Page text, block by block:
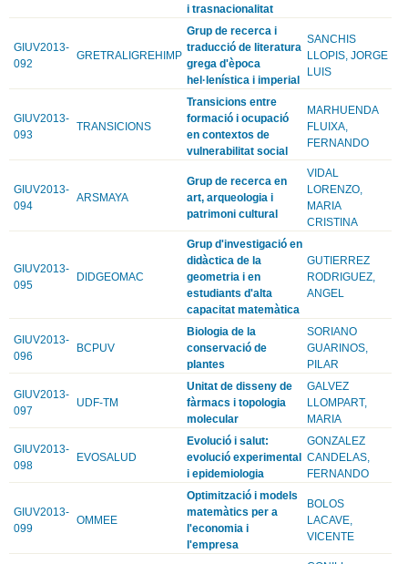
i trasnacionalitat
GIUV2013-
092
GRETRALIGREHIMP
Grup de recerca i
traducció de literatura
grega d'època
hel·lenística i imperial
SANCHIS
LLOPIS, JORGE
LUIS
GIUV2013-
093
TRANSICIONS
Transicions entre
formació i ocupació
en contextos de
vulnerabilitat social
MARHUENDA
FLUIXA,
FERNANDO
GIUV2013-
094
ARSMAYA
Grup de recerca en
art, arqueologia i
patrimoni cultural
VIDAL
LORENZO,
MARIA
CRISTINA
GIUV2013-
095
DIDGEOMAC
Grup d'investigació en
didàctica de la
geometria i en
estudiants d'alta
capacitat matemàtica
GUTIERREZ
RODRIGUEZ,
ANGEL
GIUV2013-
096
BCPUV
Biologia de la
conservació de
plantes
SORIANO
GUARINOS,
PILAR
GIUV2013-
097
UDF-TM
Unitat de disseny de
fàrmacs i topologia
molecular
GALVEZ
LLOMPART,
MARIA
GIUV2013-
098
EVOSALUD
Evolució i salut:
evolució experimental
i epidemiologia
GONZALEZ
CANDELAS,
FERNANDO
GIUV2013-
099
OMMEE
Optimització i models
matemàtics per a
l'economia i
l'empresa
BOLOS
LACAVE,
VICENTE